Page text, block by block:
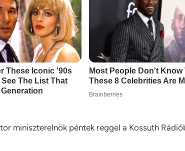
miniszterelnök péntek reggel a Kossuth